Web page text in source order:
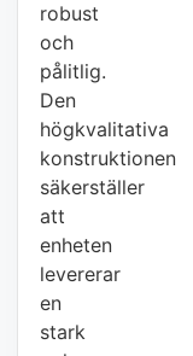
robust
och
pålitlig.
Den
högkvalitativa
konstruktionen
säkerställer
att
enheten
levererar
en
stark